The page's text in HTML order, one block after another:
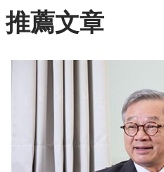
推薦文章